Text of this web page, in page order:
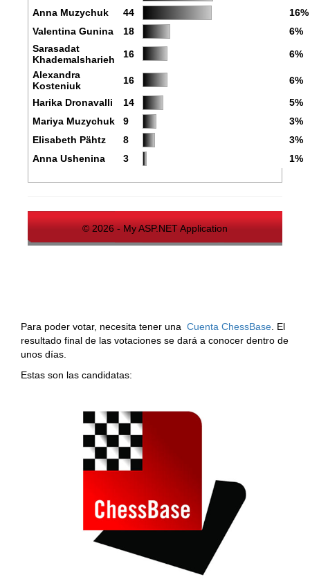
Anna Muzychuk
44
16%
Valentina Gunina
18
6%
Sarasadat
Khademalsharieh
16
6%
Alexandra
Kosteniuk
16
6%
Harika Dronavalli
14
5%
Mariya Muzychuk
9
3%
Elisabeth Pähtz
8
3%
Anna Ushenina
3 1%
© 2026 - My ASP.NET Application
Para poder votar, necesita tener una Cuenta ChessBase . El
resultado final de las votaciones se dará a conocer dentro de
unos días.
Estas son las candidatas: